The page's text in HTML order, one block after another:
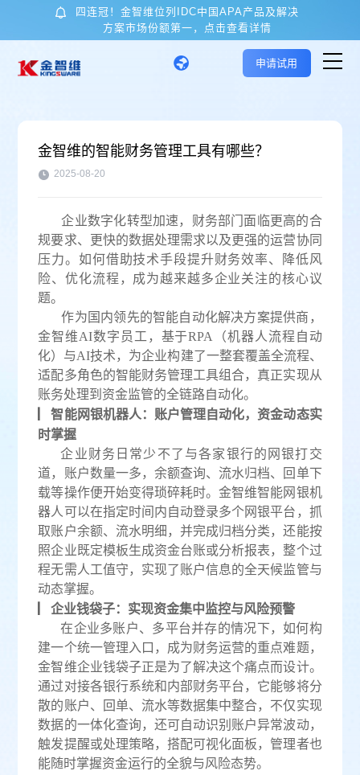
四连冠！金智维位列IDC中国APA产品及解决
方案市场份额第一，点击查看详情
核心技术与产品
应用场景
客户案例
关于金智维
申请试用
金智维的智能财务管理工具有哪些？
2025-08-20
企业数字化转型加速，财务部门面临更高的合
规要求、更快的数据处理需求以及更强的运营协同
压力。如何借助技术手段提升财务效率、降低风
险、优化流程，成为越来越多企业关注的核心议
题。
作为国内领先的智能自动化解决方案提供商，
金智维AI数字员工， 基于RPA（机器人流程自动
化）与AI技术，为企业构建了一整套覆盖全流程、
适配多角色的智能财务管理工具组合，真正实现从
账务处理到资金监管的全链路自动化。
▏智能网银机器人：账户管理自动化，资金动态实
时掌握
企业财务日常少不了与各家银行的网银打交
道，账户数量一多，余额查询、流水归档、回单下
载等操作便开始变得琐碎耗时。金智维智能网银机
器人可以在指定时间内自动登录多个网银平台，抓
取账户余额、流水明细，并完成归档分类，还能按
照企业既定模板生成资金台账或分析报表，整个过
程无需人工值守，实现了账户信息的全天候监管与
动态掌握。
▏企业钱袋子：实现资金集中监控与风险预警
在企业多账户、多平台并存的情况下，如何构
建一个统一管理入口，成为财务运营的重点难题，
金智维企业钱袋子正是为了解决这个痛点而设计。
通过对接各银行系统和内部财务平台，它能够将分
散的账户、回单、流水等数据集中整合，不仅实现
数据的一体化查询，还可自动识别账户异常波动，
触发提醒或处理策略，搭配可视化面板，管理者也
能随时掌握资金运行的全貌与风险态势。